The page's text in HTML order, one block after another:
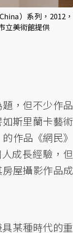
）系列，2012，
立美術館提供
，但不少作品
斯里蘭卡藝術
作品《網民》
成長經驗，但
屋攝影作品成
某種時代的重